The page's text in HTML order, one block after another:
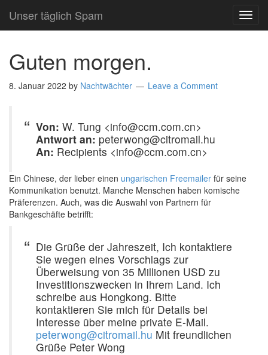
Unser täglich Spam
Guten morgen.
8. Januar 2022 by Nachtwächter Leave a Comment
Von: W. Tung <info@ccm.com.cn>
Antwort an: peterwong@citromail.hu
An: Recipients <info@ccm.com.cn>
Ein Chinese, der lieber einen ungarischen Freemailer für seine
Kommunikation benutzt. Manche Menschen haben komische
Präferenzen. Auch, was die Auswahl von Partnern für
Bankgeschäfte betrifft:
Die Grüße der Jahreszeit, Ich kontaktiere
Sie wegen eines Vorschlags zur
Überweisung von 35 Millionen USD zu
Investitionszwecken in Ihrem Land. Ich
schreibe aus Hongkong. Bitte
kontaktieren Sie mich für Details bei
Interesse über meine private E-Mail.
peterwong@citromail.hu Mit freundlichen
Grüße Peter Wong